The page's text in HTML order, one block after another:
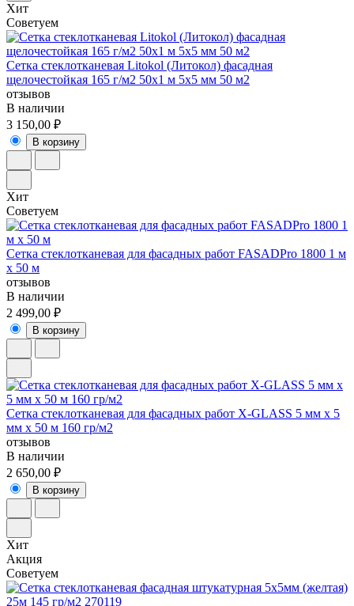
Хит
Советуем
Сетка стеклотканевая Litokol (Литокол) фасадная
щелочестойкая 165 г/м2 50х1 м 5х5 мм 50 м2
отзывов
В наличии
3 150,00 ₽
В корзину
Хит
Советуем
Сетка стеклотканевая для фасадных работ FASADPro 1800 1 м
х 50 м
отзывов
В наличии
2 499,00 ₽
В корзину
Сетка стеклотканевая для фасадных работ X-GLASS 5 мм х 5
мм х 50 м 160 гр/м2
отзывов
В наличии
2 650,00 ₽
В корзину
Хит
Акция
Советуем